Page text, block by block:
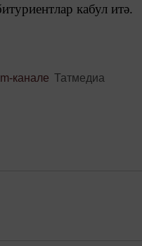
кабул итә.
канале Татмедиа